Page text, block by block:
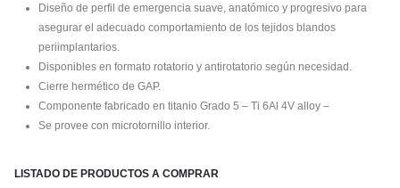
Diseño de perfil de emergencia suave, anatómico y progresivo para
asegurar el adecuado comportamiento de los tejidos blandos
periimplantarios.
Disponibles en formato rotatorio y antirotatorio según necesidad.
Cierre hermético de GAP.
Componente fabricado en titanio Grado 5 – Ti 6Al 4V alloy –
Se provee con microtornillo interior.
LISTADO DE PRODUCTOS A COMPRAR